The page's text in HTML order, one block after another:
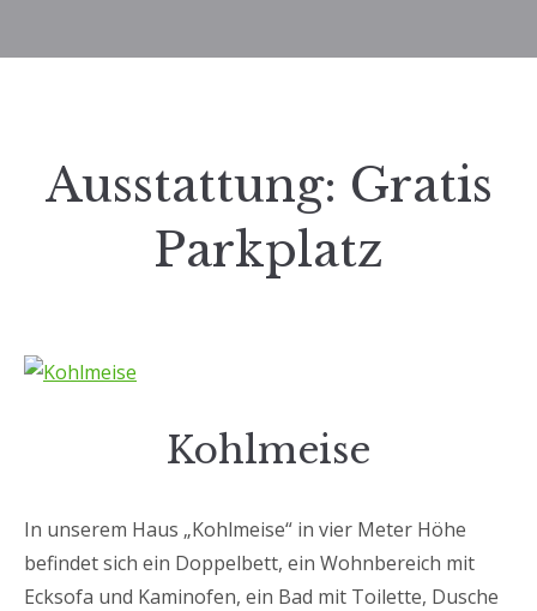
Ausstattung: Gratis
Parkplatz
Kohlmeise
In unserem Haus „Kohlmeise“ in vier Meter Höhe
befindet sich ein Doppelbett, ein Wohnbereich mit
Ecksofa und Kaminofen, ein Bad mit Toilette, Dusche